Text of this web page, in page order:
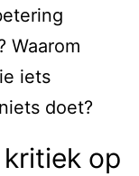
Waarom
iets
doet?
op